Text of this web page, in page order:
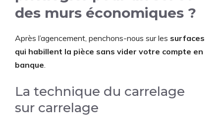
des murs économiques ?
Après l’agencement, penchons-nous sur les surfaces
qui habillent la pièce sans vider votre compte en
banque.
La technique du carrelage
sur carrelage